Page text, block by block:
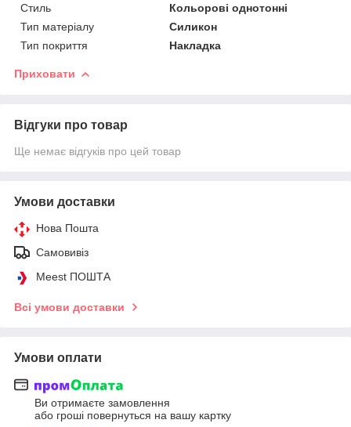
Стиль
Кольорові однотонні
Тип матеріалу
Силикон
Тип покриття
Накладка
Приховати
Відгуки про товар
Ще немає відгуків про цей товар
Умови доставки
Нова Пошта
Самовивіз
Meest ПОШТА
Всі умови доставки
Умови оплати
Ви отримаєте замовлення
або гроші повернуться на вашу картку